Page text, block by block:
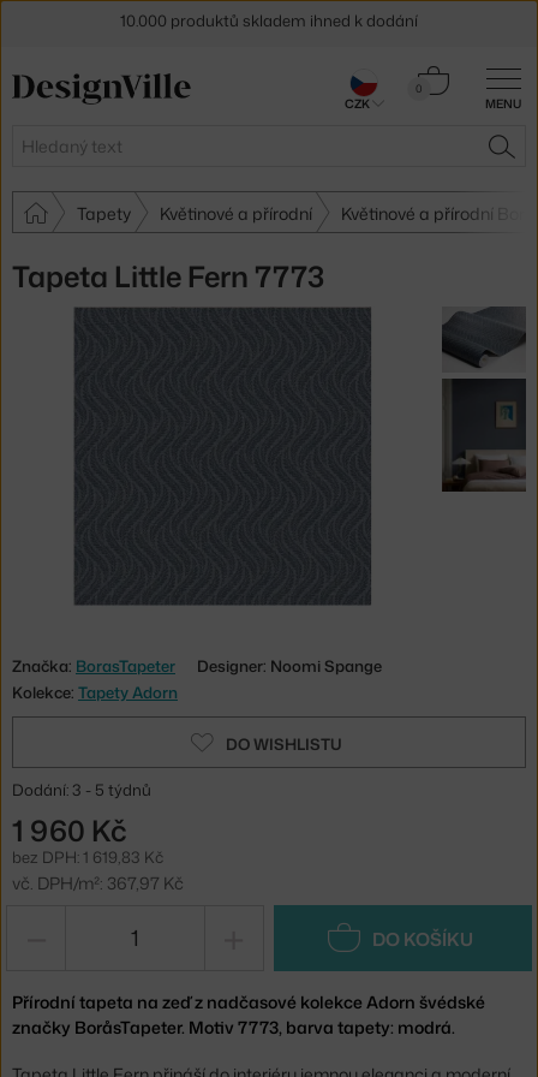
MENU
Hledat
0
Košík
Tapety Květinové a přírodní Květinové a přírodní
Tapeta Little Fern 7773
Značka: BorasTapeter
Designer: Noomi Spange
Kolekce: Tapety Adorn
DO WISHLISTU
Dodání: 3 - 5 týdnů
1 960 Kč
bez DPH: 1 619,83 Kč
vč. DPH/m²: 367,97 Kč
DO KOŠÍKU
Přírodní tapeta na zeď z nadčasové kolekce Adorn švédské
značky BoråsTapeter. Motiv 7773, barva tapety: modrá.
30 dní na vrácení zboží
CZK